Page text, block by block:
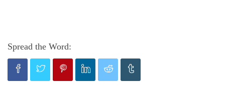
Spread the Word: